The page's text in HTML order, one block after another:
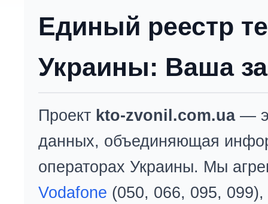
Единый реестр
Украины: Ваша
Проект kto-zvonil.com.ua—
данных, объединяющая
операторах Украины. Мы
Vodafone (050, 066, 095, 099),